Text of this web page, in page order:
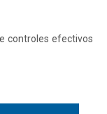
controles efectivos